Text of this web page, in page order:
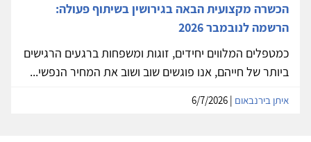
הכשרה מקצועית הבאה בגירושין בשיתוף פעולה:
הרשמה לנובמבר 2026
כמטפלים המלווים יחידים, זוגות ומשפחות ברגעים הרגישים
ביותר של חייהם, אנו פוגשים שוב ושוב את המחיר הנפשי...
איתן בירנבאום